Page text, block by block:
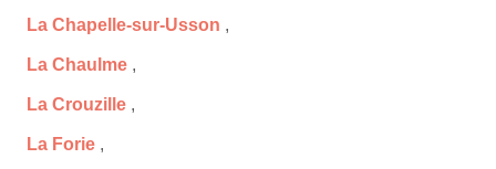
La Chapelle-sur-Usson ,
La Chaulme ,
La Crouzille ,
La Forie ,